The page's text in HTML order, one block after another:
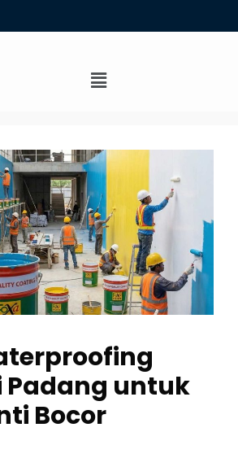
Padang untuk
Bocor